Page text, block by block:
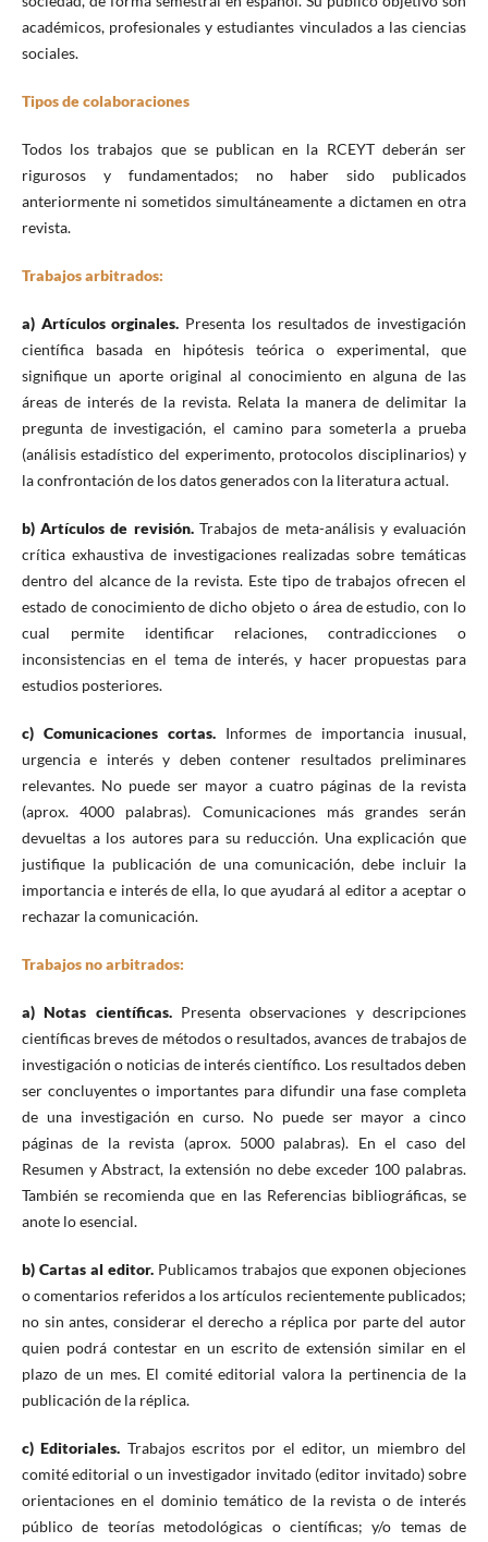
académicos, profesionales y estudiantes vinculados a las ciencias
sociales.
Tipos de colaboraciones
Todos los trabajos que se publican en la RCEYT deberán ser
rigurosos y fundamentados; no haber sido publicados
anteriormente ni sometidos simultáneamente a dictamen en otra
revista.
Trabajos arbitrados:
a) Artículos orginales. Presenta los resultados de investigación
científica basada en hipótesis teórica o experimental, que
signifique un aporte original al conocimiento en alguna de las
áreas de interés de la revista. Relata la manera de delimitar la
pregunta de investigación, el camino para someterla a prueba
(análisis estadístico del experimento, protocolos disciplinarios) y
la confrontación de los datos generados con la literatura actual.
b) Artículos de revisión.Trabajos de meta-análisis y evaluación
crítica exhaustiva de investigaciones realizadas sobre temáticas
dentro del alcance de la revista. Este tipo de trabajos ofrecen el
estado de conocimiento de dicho objeto o área de estudio, con lo
cual permite identificar relaciones, contradicciones o
inconsistencias en el tema de interés, y hacer propuestas para
estudios posteriores.
c) Comunicaciones cortas.Informes de importancia inusual,
urgencia e interés y deben contener resultados preliminares
relevantes. No puede ser mayor a cuatro páginas de la revista
(aprox. 4000 palabras). Comunicaciones más grandes serán
devueltas a los autores para su reducción. Una explicación que
justifique la publicación de una comunicación, debe incluir la
importancia e interés de ella, lo que ayudará al editor a aceptar o
rechazar la comunicación.
Trabajos no arbitrados:
a) Notas científicas. Presenta observaciones y descripciones
científicas breves de métodos o resultados, avances de trabajos de
investigación o noticias de interés científico. Los resultados deben
ser concluyentes o importantes para difundir una fase completa
de una investigación en curso. No puede ser mayor a cinco
páginas de la revista (aprox. 5000 palabras). En el caso del
Resumen y Abstract, la extensión no debe exceder 100 palabras.
También se recomienda que en las Referencias bibliográficas, se
anote lo esencial.
b) Cartas al editor. Publicamos trabajos que exponen objeciones
o comentarios referidos a los artículos recientemente publicados;
no sin antes, considerar el derecho a réplica por parte del autor
quien podrá contestar en un escrito de extensión similar en el
plazo de un mes. El comité editorial valora la pertinencia de la
publicación de la réplica.
c) Editoriales. Trabajos escritos por el editor, un miembro del
comité editorial o un investigador invitado (editor invitado) sobre
orientaciones en el dominio temático de la revista o de interés
público de teorías metodológicas o científicas; y/o temas de